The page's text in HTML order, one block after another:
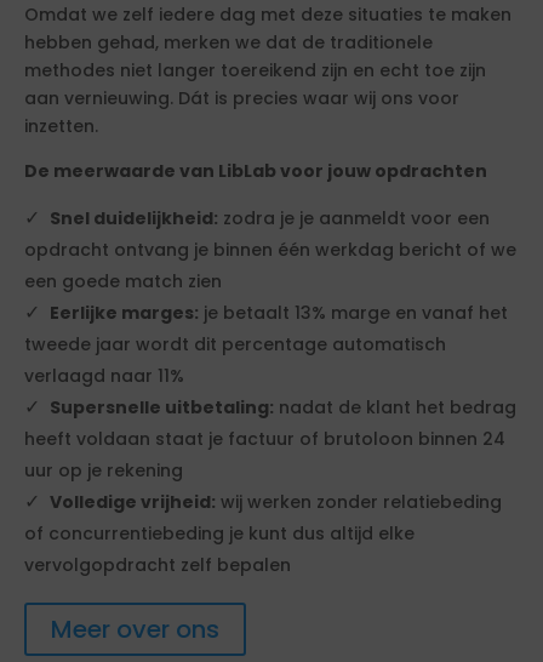
Omdat we zelf iedere dag met deze situaties te maken
hebben gehad, merken we dat de traditionele
methodes niet langer toereikend zijn en echt toe zijn
aan vernieuwing. Dát is precies waar wij ons voor
inzetten.
De meerwaarde van LibLab voor jouw opdrachten
Snel duidelijkheid: zodra je je aanmeldt voor een
opdracht ontvang je binnen één werkdag bericht of we
een goede match zien
Eerlijke marges: je betaalt 13% marge en vanaf het
tweede jaar wordt dit percentage automatisch
verlaagd naar 11%
Supersnelle uitbetaling: nadat de klant het bedrag
heeft voldaan staat je factuur of brutoloon binnen 24
uur op je rekening
Volledige vrijheid: wij werken zonder relatiebeding
of concurrentiebeding je kunt dus altijd elke
vervolgopdracht zelf bepalen
Meer over ons